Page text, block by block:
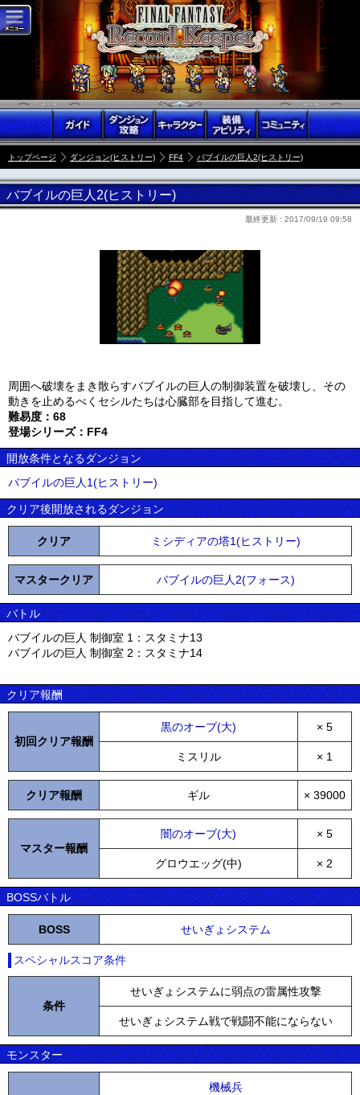
トップページ ダンジョン(ヒストリー) FF4 バブイルの巨人2(ヒストリー)
バブイルの巨人2(ヒストリー)
最終更新 : 2017/09/19 09:58
周囲へ破壊をまき散らすバブイルの巨人の制御装置を破壊し、その
動きを止めるべくセシルたちは心臓部を目指して進む。
難易度：68
登場シリーズ：FF4
開放条件となるダンジョン
バブイルの巨人1(ヒストリー)
クリア後開放されるダンジョン
クリア ミシディアの塔1(ヒストリー)
マスタークリア バブイルの巨人2(フォース)
バトル
バブイルの巨人 制御室 1：スタミナ13
バブイルの巨人 制御室 2：スタミナ14
クリア報酬
初回クリア報酬
黒のオーブ(大) × 5
ミスリル × 1
クリア報酬 ギル × 39000
マスター報酬
闇のオーブ(大) × 5
グロウエッグ(中) × 2
BOSSバトル
BOSS せいぎょシステム
スペシャルスコア条件
条件
せいぎょシステムに弱点の雷属性攻撃
せいぎょシステム戦で戦闘不能にならない
モンスター
機械兵